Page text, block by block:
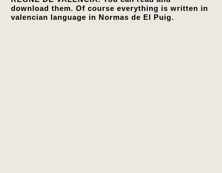
download them. Of course everything is written in
valencian language in Normas de El Puig.